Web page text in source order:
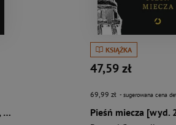
Wojownicy burzy [wyd. 2, 2023]
KSIĄŻKA
47,59 zł
69,99 zł - sugerowana cena
Pieśń miecza [wyd.